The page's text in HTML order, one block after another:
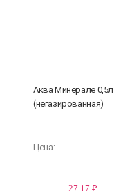
Аква Минерале 0,5л
(негазированная)
Цена:
27.17 ₽